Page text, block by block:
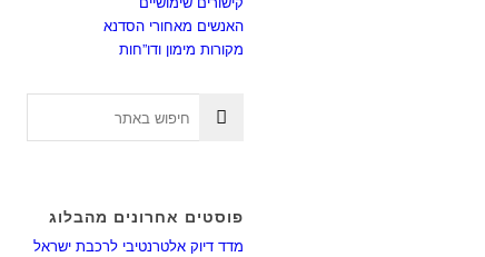
האנשים מאחורי הסדנא
מקורות מימון ודו”חות
פוסטים אחרונים מהבלוג
מדד דיוק אלטרנטיבי לרכבת ישראל